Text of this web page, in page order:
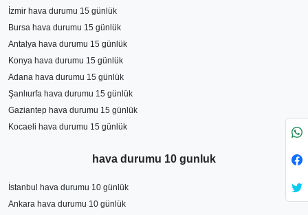
İzmir hava durumu 15 günlük
Bursa hava durumu 15 günlük
Antalya hava durumu 15 günlük
Konya hava durumu 15 günlük
Adana hava durumu 15 günlük
Şanlıurfa hava durumu 15 günlük
Gaziantep hava durumu 15 günlük
Kocaeli hava durumu 15 günlük
hava durumu 10 gunluk
İstanbul hava durumu 10 günlük
Ankara hava durumu 10 günlük